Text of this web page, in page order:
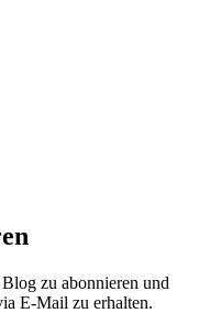
zu abonnieren und
E-Mail zu erhalten.